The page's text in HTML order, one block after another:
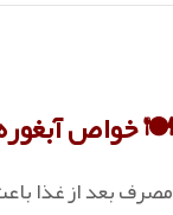
🍽 خواص
مصرف بعد از غذا